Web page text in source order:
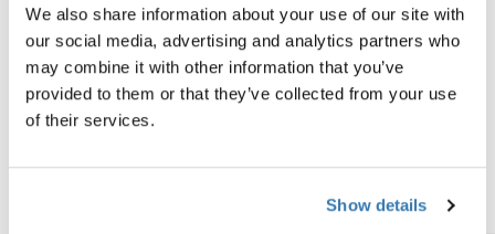
We also share information about your use of our site with
our social media, advertising and analytics partners who
may combine it with other information that you’ve
provided to them or that they’ve collected from your use
of their services.
Show details
车架变身为多功能运输解决方案，实现自行车和货物箱的
同时运输。凭借智能设计，它确保存放顺畅、安装简便。
Thule Onto 2
Thule Onto 2 是一款软壳货物托架，专为便捷取用和智能
具出色的便捷性和方便的存储特点。